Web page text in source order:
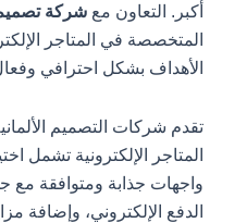
أكبر. التعاون معشركة تصميم
المتخصصة في المتاجر
الأهداف بشكل احترافي وفعال.
تقدم شركات التصميم
المتاجر الإلكترونية تشمل
واجهات جذابة ومتوافقة مع
الدفع الإلكتروني، وإضافة